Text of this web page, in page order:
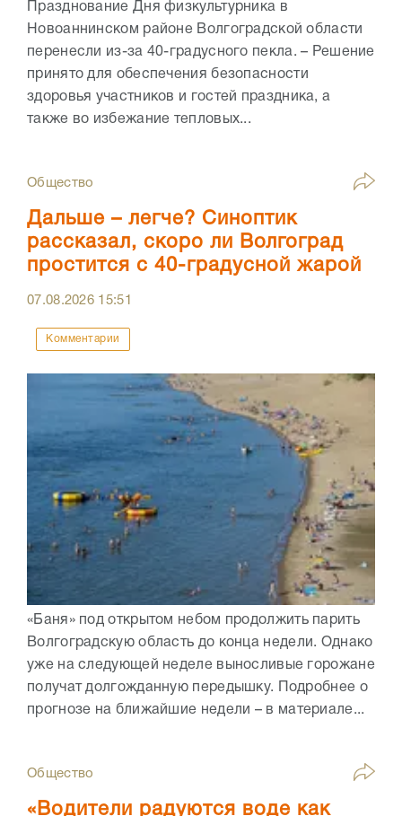
Празднование Дня физкультурника в
Новоаннинском районе Волгоградской области
перенесли из-за 40-градусного пекла. – Решение
принято для обеспечения безопасности
здоровья участников и гостей праздника, а
также во избежание тепловых...
Общество
Дальше – легче? Синоптик
рассказал, скоро ли Волгоград
простится с 40-градусной жарой
07.08.2026 15:51
Комментарии
«Баня» под открытом небом продолжить парить
Волгоградскую область до конца недели. Однако
уже на следующей неделе выносливые горожане
получат долгожданную передышку. Подробнее о
прогнозе на ближайшие недели – в материале...
Общество
«Водители радуются воде как